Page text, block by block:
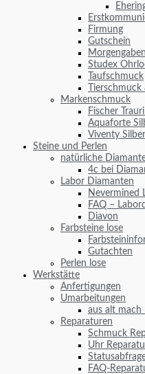
Firmung
Gutschein
Morgengaben
Studex
Taufschmuck
Tierschmuck
Markenschmuck
Fischer
Aquaforte
Viventy
Steine und Perlen
natürliche
4c bei
Labor Diamanten
Nevermined
FAQ –
Diavon
Farbsteine lose
Gutachten
Perlen lose
Werkstätte
Anfertigungen
Umarbeitungen
aus alt mach
Reparaturen
Schmuck
Uhr
FAQ-